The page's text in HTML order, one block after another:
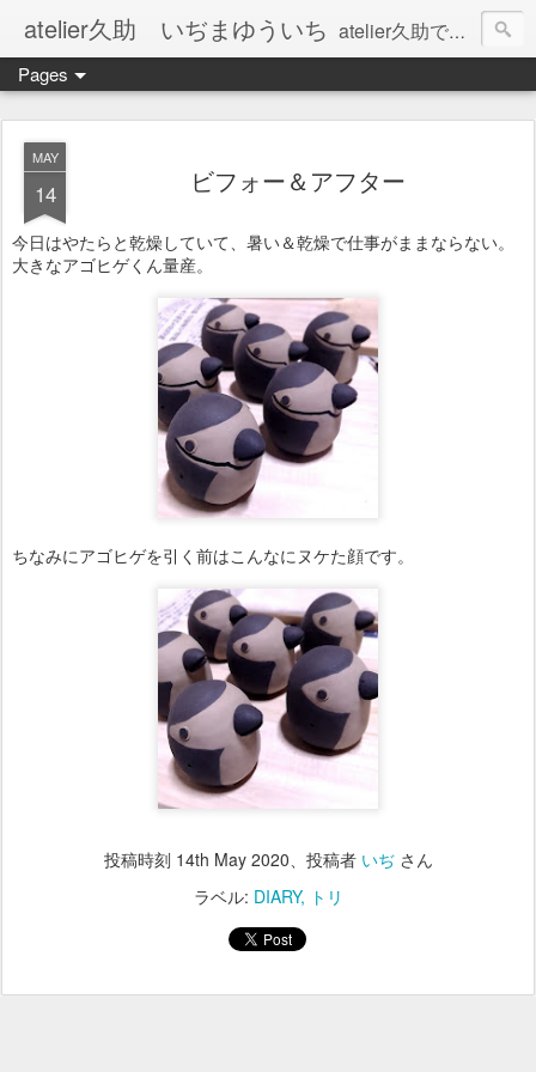
atelier久助 いぢまゆういち atelier久助では土と火から暖かなモノたちを生み出しています。 ご覧になられた方が和んで頂ければ幸いです。
Pages
MAY
14 ビフォー＆アフター
今日はやたらと乾燥していて、暑い＆乾燥で仕事がままならない。
大きなアゴヒゲくん量産。
ちなみにアゴヒゲを引く前はこんなにヌケた顔です。
投稿時刻 14th May 2020、投稿者 いぢさん
ラベル: DIARY トリ